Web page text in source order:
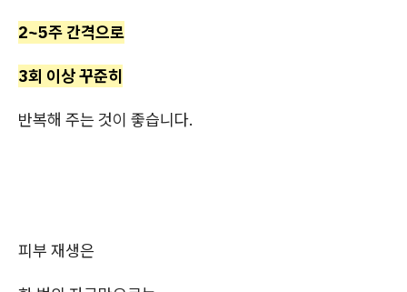
2~5주 간격으로
3회 이상 꾸준히
반복해 주는 것이 좋습니다.
피부 재생은